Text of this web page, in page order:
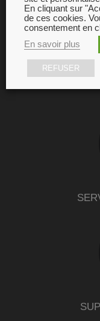
En cliquant sur
de ces cookies.
consentement en
En savoir plus
REFUSER